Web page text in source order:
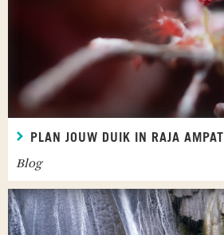
PLAN JOUW DUIK IN RAJA AMPAT
Blog